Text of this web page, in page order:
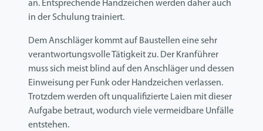
an. Entsprechende Handzeichen werden daher auch
in der Schulung trainiert.
Dem Anschläger kommt auf Baustellen eine sehr
verantwortungsvolle Tätigkeit zu. Der Kranführer
muss sich meist blind auf den Anschläger und dessen
Einweisung per Funk oder Handzeichen verlassen.
Trotzdem werden oft unqualifizierte Laien mit dieser
Aufgabe betraut, wodurch viele vermeidbare Unfälle
entstehen.